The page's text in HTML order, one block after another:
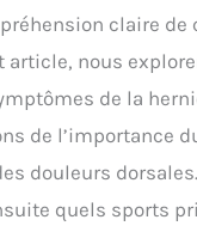
claire de
article, nous
de la
de l’importance
douleurs
quels sports